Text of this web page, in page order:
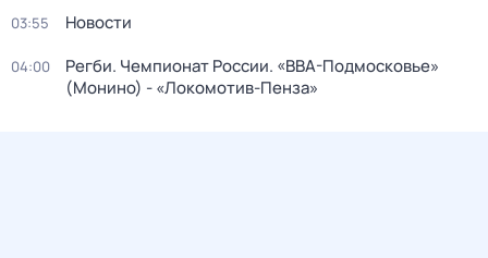
03:55 Новости
04:00
Регби. Чемпионат России. «ВВА-Подмосковье»
(Монино) - «Локомотив-Пенза»